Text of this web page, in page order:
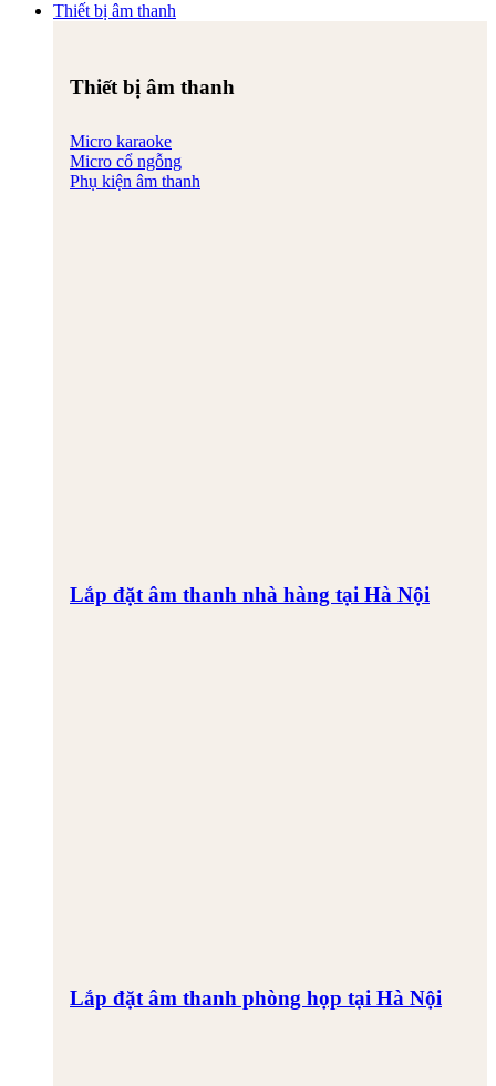
Thiết bị âm thanh
Thiết bị âm thanh
Micro karaoke
Micro cổ ngỗng
Phụ kiện âm thanh
Lắp đặt âm thanh nhà hàng tại Hà Nội
Lắp đặt âm thanh phòng họp tại Hà Nội